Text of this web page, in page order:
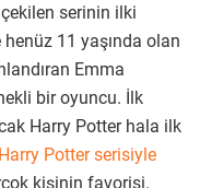
serinin ilki
11 yaşında olan
Emma
bir oyuncu. İlk
Harry Potter hala ilk
Harry Potter serisiyle
kişinin favorisi.